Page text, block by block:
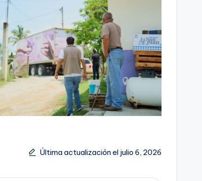
Última actualización el julio 6, 2026